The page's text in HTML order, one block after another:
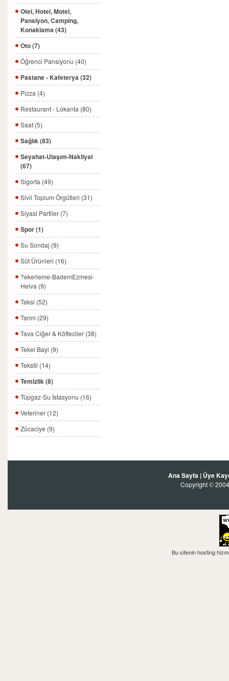
Otel, Hotel, Motel,
Pansiyon, Camping,
Konaklama (43)
Oto (7)
Öğrenci Pansiyonu (40)
Pastane - Kafeterya (32)
Pizza (4)
Restaurant - Lokanta (80)
Saat (5)
Sağlık (83)
Seyahat-Ulaşım-Nakliyat
(67)
Sigorta (49)
Sivil Toplum Örgütleri (31)
Siyasi Partiler (7)
Spor (1)
Su Sondaj (9)
Süt Ürünleri (16)
?ekerleme-BademEzmesi-
Helva (9)
Taksi (52)
Tarım (29)
Tava Ciğer & Köfteciler (38)
Tekel Bayi (9)
Tekstil (14)
Temizlik (8)
Tüpgaz-Su İstasyonu (16)
Veteriner (12)
Zücaciye (9)
Ana Sayfa | Üye
Copyright ©
Bu sitenin hosting